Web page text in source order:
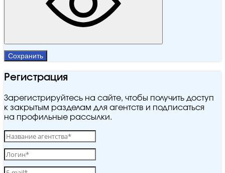
Сохранить
Регистрация
Зарегистрируйтесь на сайте, чтобы получить доступ
к закрытым разделам для агентств и подписаться
на профильные рассылки.